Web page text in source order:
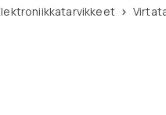
Elektroniikkatarvikkeet